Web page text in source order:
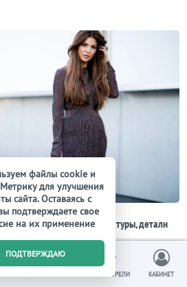
года: тренды, цвета, фактуры, детали
вас с ключевыми тенденциями сезона.
то самое платье!
0
ВЫ СМОТРЕЛИ КАБИНЕТ
файлы cookie и
для улучшения
сайта. Оставаясь с
подтверждаете свое
на их применение
ПОДТВЕРЖДАЮ